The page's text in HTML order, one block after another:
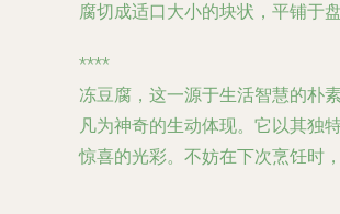
腐切成适口大小的块状，平铺于
****
冻豆腐，这一源于生活智慧的朴
凡为神奇的生动体现。它以其独
惊喜的光彩。不妨在下次烹饪时